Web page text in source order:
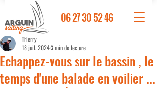
06 27 30 52 46
Echappez-vous sur le bassin , le
temps d'une balade en voilier ...
Thierry
18 juil. 20243 min de lecture